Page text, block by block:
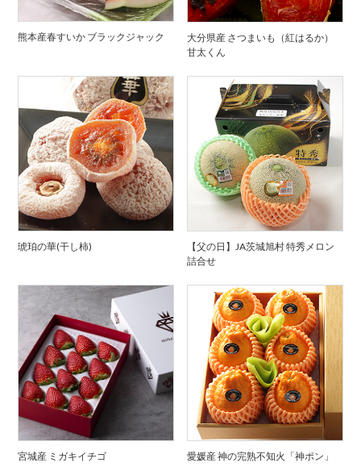
熊本産春すいか ブラックジャック
大分県産 さつまいも（紅はるか）
甘太くん
琥珀の華(干し柿)
【父の日】JA茨城旭村 特秀メロン
詰合せ
宮城産 ミガキイチゴ 愛媛産 神の完熟不知火「神ポン」